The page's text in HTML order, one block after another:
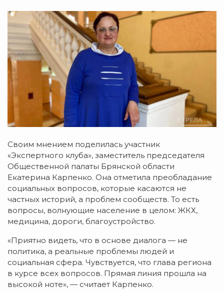
Своим мнением поделилась участник
«Экспертного клуба», заместитель председателя
Общественной палаты Брянской области
Екатерина Карпенко. Она отметила преобладание
социальных вопросов, которые касаются не
частных историй, а проблем сообществ. То есть
вопросы, волнующие население в целом: ЖКХ,
медицина, дороги, благоустройство.
«Приятно видеть, что в основе диалога — не
политика, а реальные проблемы людей и
социальная сфера. Чувствуется, что глава региона
в курсе всех вопросов. Прямая линия прошла на
высокой ноте», — считает Карпенко.